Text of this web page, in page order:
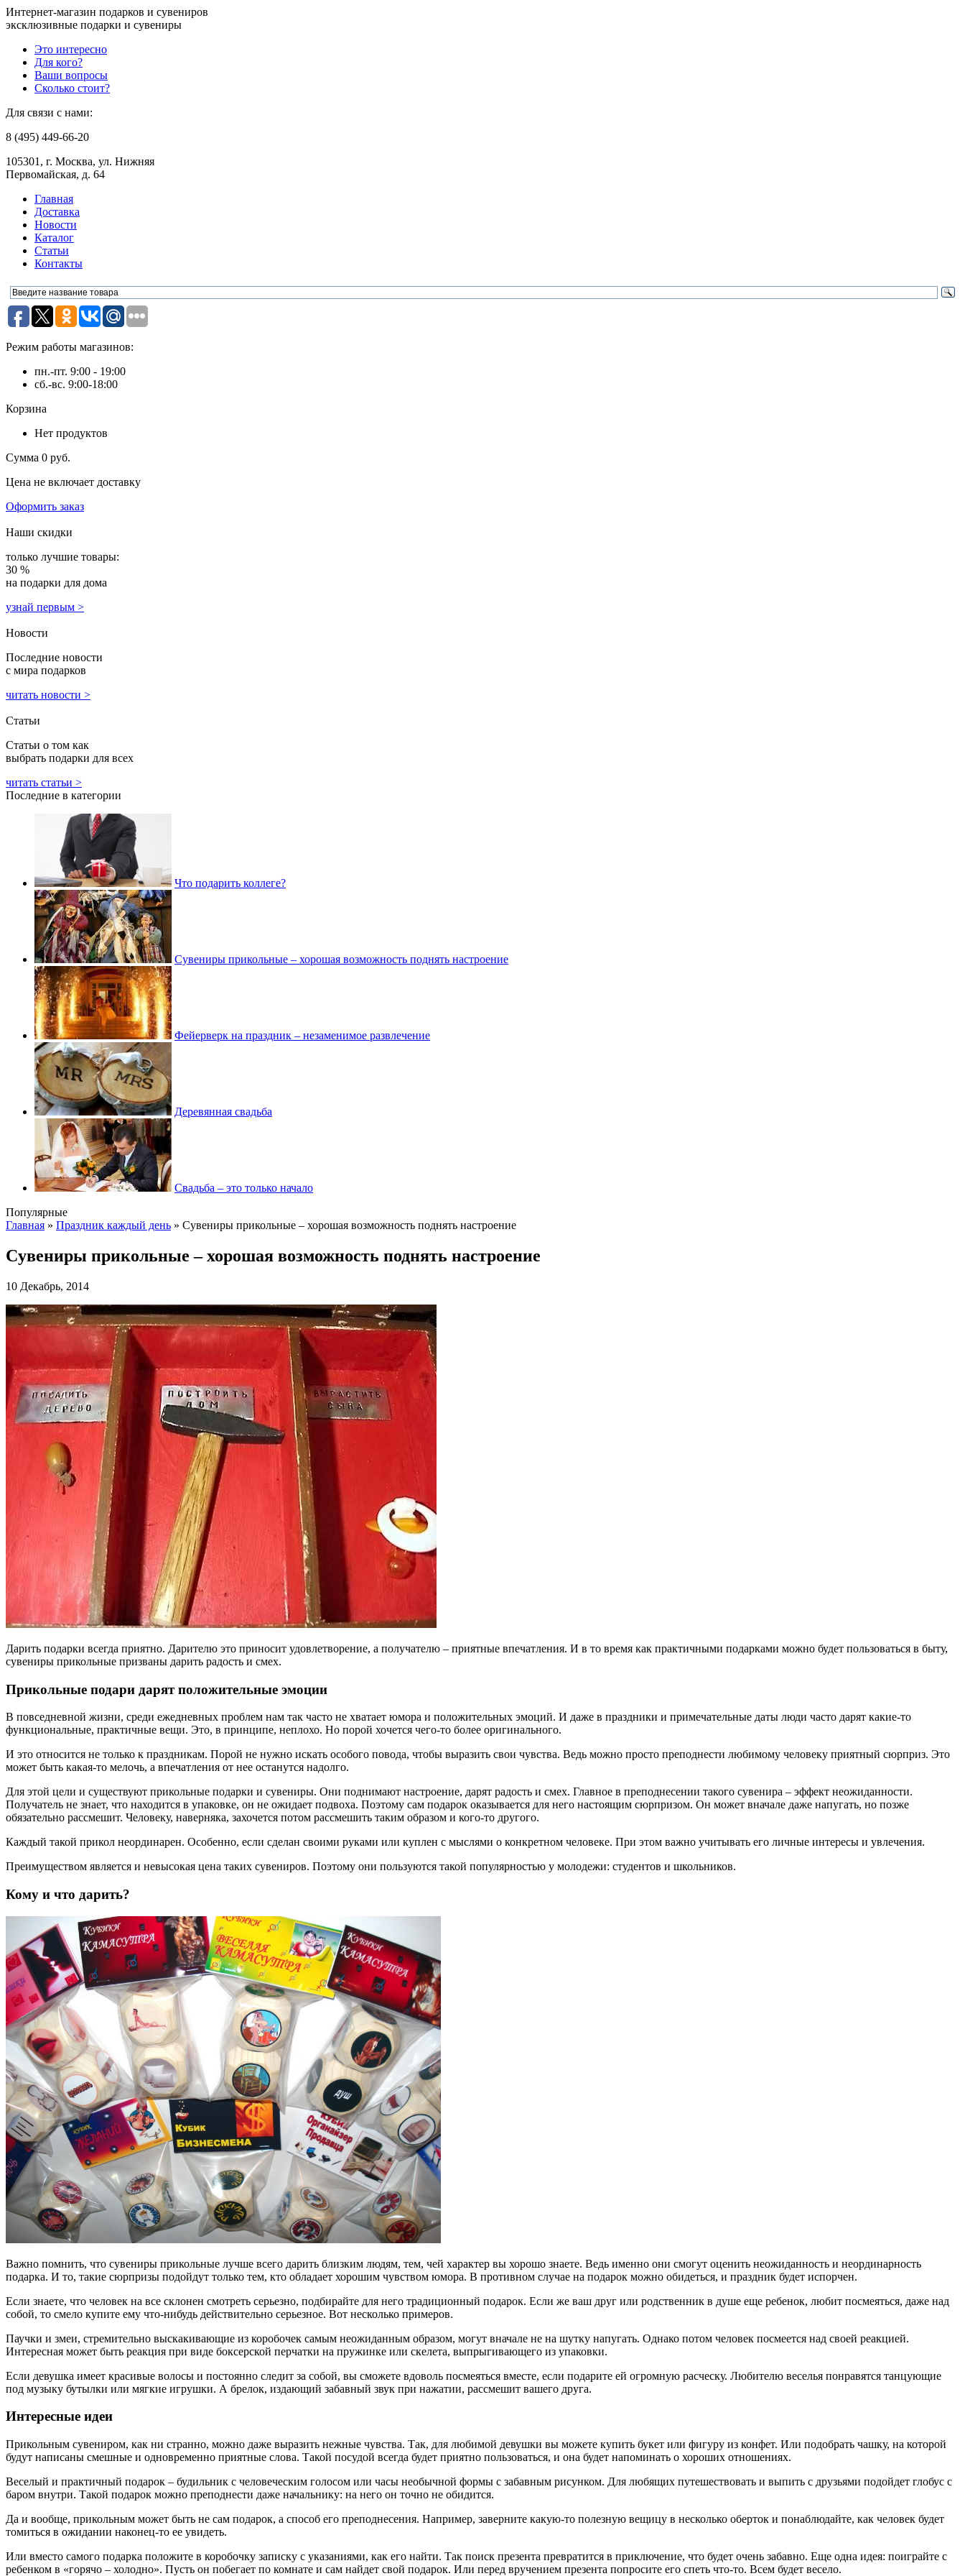
Интернет-магазин подарков и сувениров
эксклюзивные подарки и сувениры
Это интересно
Для кого?
Ваши вопросы
Сколько стоит?
Для связи с нами:
8 (495) 449-66-20
105301, г. Москва, ул. Нижняя
Первомайская, д. 64
Главная
Доставка
Новости
Каталог
Статьи
Контакты
Режим работы магазинов:
пн.-пт. 9:00 - 19:00
сб.-вс. 9:00-18:00
Корзина
Нет продуктов
Сумма 0 руб.
Цена не включает доставку
Оформить заказ
Наши скидки
только лучшие товары:
30 %
на подарки для дома
узнай первым >
Новости
Последние новости
с мира подарков
читать новости >
Статьи
Статьи о том как
выбрать подарки для всех
читать статьи >
Последние в категории
Что подарить коллеге?
Cувениры прикольные – хорошая возможность поднять настроение
Фейерверк на праздник – незаменимое развлечение
Деревянная свадьба
Свадьба – это только начало
Популярные
Главная » Праздник каждый день » Cувениры прикольные – хорошая возможность поднять настроение
Cувениры прикольные – хорошая возможность поднять настроение
10 Декабрь, 2014
Дарить подарки всегда приятно. Дарителю это приносит удовлетворение, а получателю – приятные впечатления. И в то время как практичными подарками можно будет пользоваться в быту,
сувениры прикольные призваны дарить радость и смех.
Прикольные подари дарят положительные эмоции
В повседневной жизни, среди ежедневных проблем нам так часто не хватает юмора и положительных эмоций. И даже в праздники и примечательные даты люди часто дарят какие-то
функциональные, практичные вещи. Это, в принципе, неплохо. Но порой хочется чего-то более оригинального.
И это относится не только к праздникам. Порой не нужно искать особого повода, чтобы выразить свои чувства. Ведь можно просто преподнести любимому человеку приятный сюрприз. Это
может быть какая-то мелочь, а впечатления от нее останутся надолго.
Для этой цели и существуют прикольные подарки и сувениры. Они поднимают настроение, дарят радость и смех. Главное в преподнесении такого сувенира – эффект неожиданности.
Получатель не знает, что находится в упаковке, он не ожидает подвоха. Поэтому сам подарок оказывается для него настоящим сюрпризом. Он может вначале даже напугать, но позже
обязательно рассмешит. Человеку, наверняка, захочется потом рассмешить таким образом и кого-то другого.
Каждый такой прикол неординарен. Особенно, если сделан своими руками или куплен с мыслями о конкретном человеке. При этом важно учитывать его личные интересы и увлечения.
Преимуществом является и невысокая цена таких сувениров. Поэтому они пользуются такой популярностью у молодежи: студентов и школьников.
Кому и что дарить?
Важно помнить, что сувениры прикольные лучше всего дарить близким людям, тем, чей характер вы хорошо знаете. Ведь именно они смогут оценить неожиданность и неординарность
подарка. И то, такие сюрпризы подойдут только тем, кто обладает хорошим чувством юмора. В противном случае на подарок можно обидеться, и праздник будет испорчен.
Если знаете, что человек на все склонен смотреть серьезно, подбирайте для него традиционный подарок. Если же ваш друг или родственник в душе еще ребенок, любит посмеяться, даже над
собой, то смело купите ему что-нибудь действительно серьезное. Вот несколько примеров.
Паучки и змеи, стремительно выскакивающие из коробочек самым неожиданным образом, могут вначале не на шутку напугать. Однако потом человек посмеется над своей реакцией.
Интересная может быть реакция при виде боксерской перчатки на пружинке или скелета, выпрыгивающего из упаковки.
Если девушка имеет красивые волосы и постоянно следит за собой, вы сможете вдоволь посмеяться вместе, если подарите ей огромную расческу. Любителю веселья понравятся танцующие
под музыку бутылки или мягкие игрушки. А брелок, издающий забавный звук при нажатии, рассмешит вашего друга.
Интересные идеи
Прикольным сувениром, как ни странно, можно даже выразить нежные чувства. Так, для любимой девушки вы можете купить букет или фигуру из конфет. Или подобрать чашку, на которой
будут написаны смешные и одновременно приятные слова. Такой посудой всегда будет приятно пользоваться, и она будет напоминать о хороших отношениях.
Веселый и практичный подарок – будильник с человеческим голосом или часы необычной формы с забавным рисунком. Для любящих путешествовать и выпить с друзьями подойдет глобус с
баром внутри. Такой подарок можно преподнести даже начальнику: на него он точно не обидится.
Да и вообще, прикольным может быть не сам подарок, а способ его преподнесения. Например, заверните какую-то полезную вещицу в несколько оберток и понаблюдайте, как человек будет
томиться в ожидании наконец-то ее увидеть.
Или вместо самого подарка положите в коробочку записку с указаниями, как его найти. Так поиск презента превратится в приключение, что будет очень забавно. Еще одна идея: поиграйте с
ребенком в «горячо – холодно». Пусть он побегает по комнате и сам найдет свой подарок. Или перед вручением презента попросите его спеть что-то. Всем будет весело.